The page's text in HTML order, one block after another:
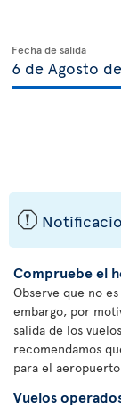
Fecha de salida
ü
Compruebe el
Observe que no
embargo, por
salida de los
recomendamos
para el
Vuelos